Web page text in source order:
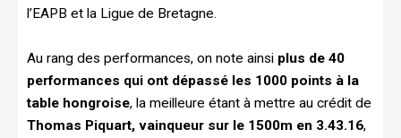
l’EAPB et la Ligue de Bretagne.
Au rang des performances, on note ainsi plus de 40
performances qui ont dépassé les 1000 points à la
table hongroise, la meilleure étant à mettre au crédit de
Thomas Piquart, vainqueur sur le 1500m en 3.43.16,